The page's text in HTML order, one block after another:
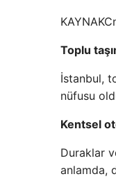
KAYNAK
Toplu
İstanbul,
nüfusu
Kentsel
Duraklar
anlamda,